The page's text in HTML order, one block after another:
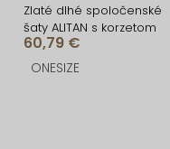
Zlaté dlhé spoločenské
šaty ALITAN s korzetom
60,79 €
ONESIZE